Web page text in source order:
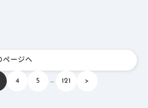
ページへ
4 5 … 121 >